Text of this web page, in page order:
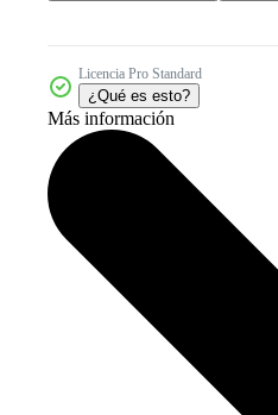
Licencia Pro Standard
¿Qué es esto?
Más información